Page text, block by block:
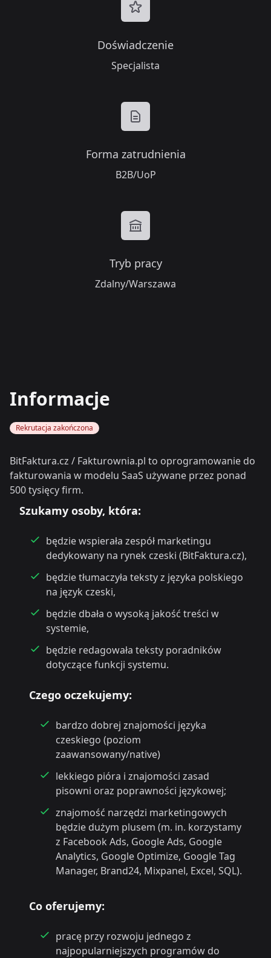
Doświadczenie
Specjalista
Forma zatrudnienia
B2B/UoP
Tryb pracy
Zdalny/Warszawa
Informacje
Rekrutacja zakończona
BitFaktura.cz / Fakturownia.pl to oprogramowanie do
fakturowania w modelu SaaS używane przez ponad
500 tysięcy firm.
Szukamy osoby, która:
będzie wspierała zespół marketingu
dedykowany na rynek czeski (BitFaktura.cz),
będzie tłumaczyła teksty z języka polskiego
na język czeski,
będzie dbała o wysoką jakość treści w
systemie,
będzie redagowała teksty poradników
dotyczące funkcji systemu.
Czego oczekujemy:
bardzo dobrej znajomości języka
czeskiego (poziom
zaawansowany/native)
lekkiego pióra i znajomości zasad
pisowni oraz poprawności językowej;
znajomość narzędzi marketingowych
będzie dużym plusem (m. in. korzystamy
z Facebook Ads, Google Ads, Google
Analytics, Google Optimize, Google Tag
Manager, Brand24, Mixpanel, Excel, SQL).
Co oferujemy:
pracę przy rozwoju jednego z
najpopularniejszych programów do